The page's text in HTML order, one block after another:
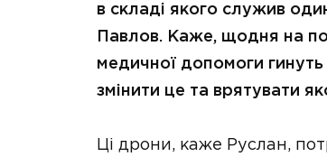
в складі якого служив
Павлов. Каже, щодня на
медичної допомоги
змінити це та врятувати
Ці дрони, каже Руслан,